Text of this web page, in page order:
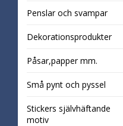
Penslar och svampar
Dekorationsprodukter
Påsar,papper mm.
Små pynt och pyssel
Stickers självhäftande
motiv